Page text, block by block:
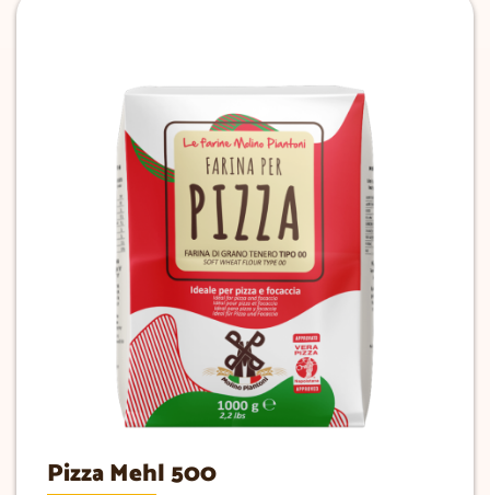
Pizza Mehl 500